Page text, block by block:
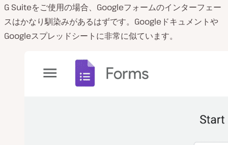
G Suiteをご使用の場合、Googleフォームのインターフェー
スはかなり馴染みがあるはずです。Googleドキュメントや
Googleスプレッドシートに非常に似ています。